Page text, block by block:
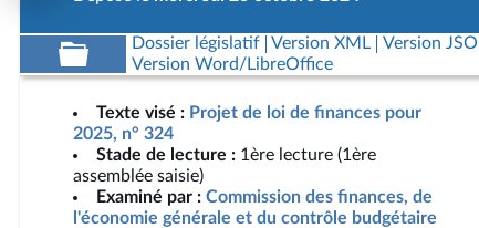
Dossier législatif Version XML Version
Version Word/LibreOffice
Texte visé : Projet de loi de finances pour
2025, n° 324
Stade de lecture : 1ère lecture (1ère
assemblée saisie)
Examiné par : Commission des finances, de
l'économie générale et du contrôle budgétaire